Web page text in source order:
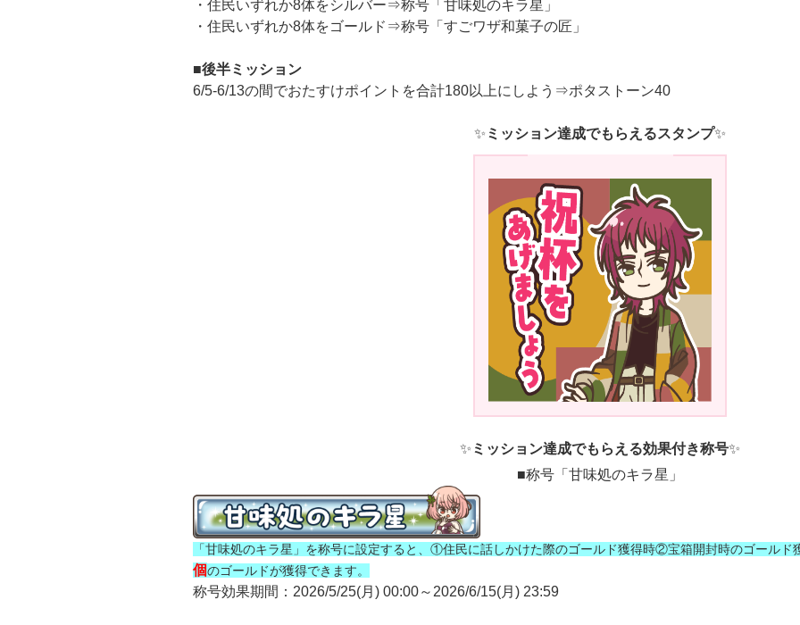
・住民いずれか8体をシルバー⇒称号「甘味処のキラ星」
・住民いずれか8体をゴールド⇒称号「すごワザ和菓子の匠」
■後半ミッション
6/5-6/13の間でおたすけポイントを合計180以上にしよう⇒ポタストーン40
✨ ミッション達成でもらえるスタンプ✨
✨ ミッション達成でもらえる効果付き称号✨
■称号「甘味処のキラ星」
「甘味処のキラ星」を称号に設定すると、①住民に話しかけた際のゴールド獲得時②宝箱開封時のゴールド
個のゴールドが獲得できます。
称号効果期間：2026/5/25(月) 00:00～2026/6/15(月) 23:59